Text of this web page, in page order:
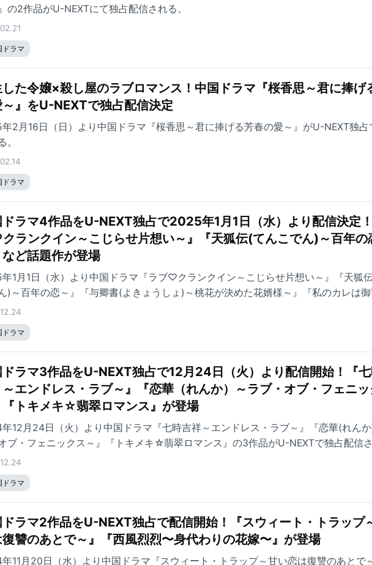
の2作品がU-NEXTにて独占配信される。
ドラマ
た令嬢×殺し屋のラブロマンス！中国ドラマ『桜香思～君に捧げ
』をU-NEXTで独占配信決定
2月16日（日）より中国ドラマ『桜香思～君に捧げる芳春の愛～』がU-NEXT独占
。
ドラマ
ドラマ4作品をU-NEXT独占で2025年1月1日（水）より配信決定
ランクイン～こじらせ片想い～』『天狐伝(てんこでん)～百年の
など話題作が登場
1月1日（水）より中国ドラマ『ラブ♡クランクイン～こじらせ片想い～』『天狐
)～百年の恋～』『与卿書(よきょうしょ)～桃花が決めた花婿様～』『私のカレは
～Dear Mr.Hermitage～』の4作品がU-NEXTで独占配信される。
ドラマ
ドラマ3作品をU-NEXT独占で12月24日（火）より配信開始！『
エンドレス・ラブ～』『恋華（れんか）～ラブ・オブ・フェニッ
『トキメキ☆翡翠ロマンス』が登場
12月24日（火）より中国ドラマ『七時吉祥～エンドレス・ラブ～』『恋華(れん
ブ・フェニックス～』『トキメキ☆翡翠ロマンス』の3作品がU-NEXTで独占配信さ
ドラマ
ドラマ2作品をU-NEXT独占で配信開始！『スウィート・トラップ
讐のあとで～』『西風烈烈〜身代わりの花嫁〜』が登場
11月20日（水）より中国ドラマ『スウィート・トラップ～甘い恋は復讐のあとで